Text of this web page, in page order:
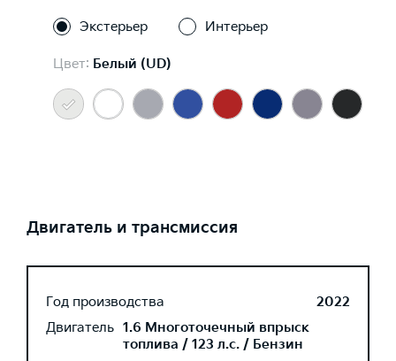
Экстерьер Интерьер
Цвет: Белый (UD)
Двигатель и трансмиссия
Год производства
2022
Двигатель 1.6 Многоточечный впрыск
топлива / 123 л.с. / Бензин